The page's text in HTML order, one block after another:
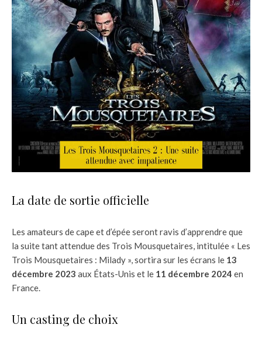
La date de sortie officielle
Les amateurs de cape et d’épée seront ravis d’apprendre que
la suite tant attendue des Trois Mousquetaires, intitulée « Les
Trois Mousquetaires : Milady », sortira sur les écrans le 13
décembre 2023 aux États-Unis et le 11 décembre 2024 en
France.
Un casting de choix